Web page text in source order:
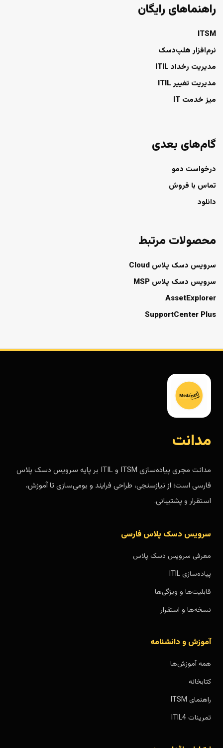
راهنماهای رایگان
ITSM
نرم‌افزار هلپ‌دسک
مدیریت رخداد ITIL
مدیریت تغییر ITIL
میز خدمت IT
گام‌های بعدی
درخواست دمو
تماس با فروش
دانلود
محصولات مرتبط
سرویس دسک پلاس Cloud
سرویس دسک پلاس MSP
AssetExplorer
SupportCenter Plus
مدانت
مدانت مجری پیاده‌سازی ITSM و ITIL بر پایه سرویس دسک پلاس
فارسی است؛ از نیازسنجی، طراحی فرایند و بومی‌سازی تا آموزش،
استقرار و پشتیبانی.
سرویس دسک پلاس فارسی
معرفی سرویس دسک پلاس
پیاده‌سازی ITIL
قابلیت‌ها و ویژگی‌ها
نسخه‌ها و استقرار
آموزش و دانشنامه
همه آموزش‌ها
کتابخانه
راهنمای ITSM
تمرینات ITIL4